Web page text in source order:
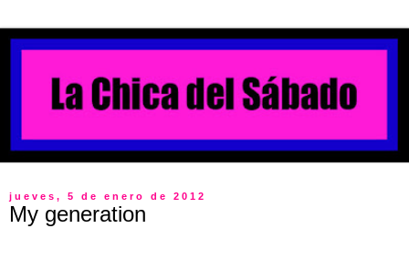
jueves, 5 de enero de 2012
My generation